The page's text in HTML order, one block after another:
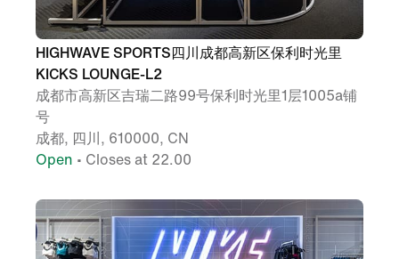
HIGHWAVE SPORTS四川成都高新区保利时光里
KICKS LOUNGE-L2
成都市高新区吉瑞二路99号保利时光里1层1005a铺
号
成都, 四川, 610000, CN
Open • Closes at 22.00